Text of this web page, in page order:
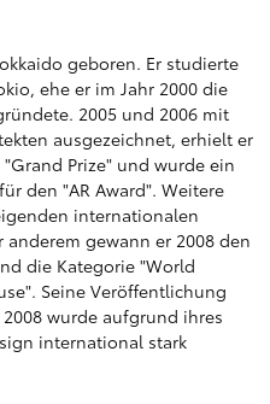
geboren. Er studierte
ehe er im Jahr 2000 die
2005 und 2006 mit
ausgezeichnet, erhielt er
Prize" und wurde ein
den "AR Award". Weitere
internationalen
gewann er 2008 den
die Kategorie "World
Seine Veröffentlichung
wurde aufgrund ihres
international stark